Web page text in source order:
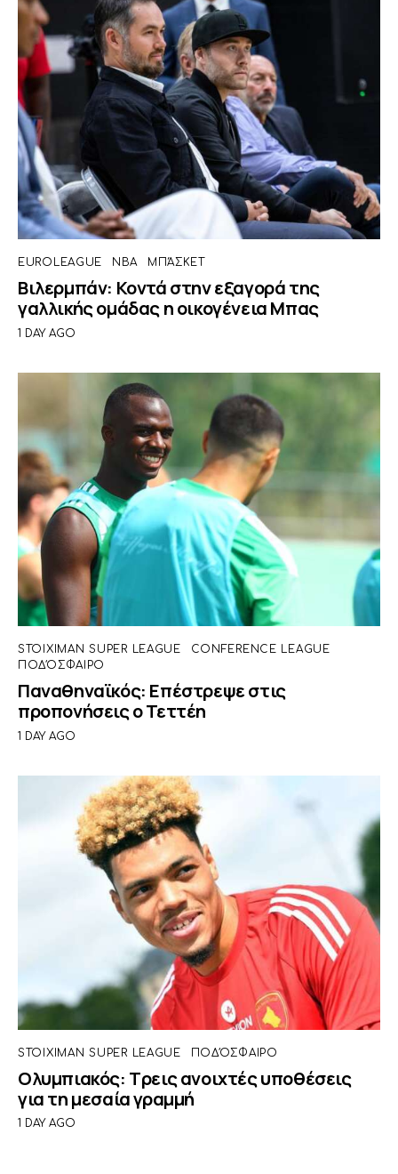
EUROLEAGUE NBA ΜΠΆΣΚΕΤ
Βιλερμπάν: Κοντά στην εξαγορά της
γαλλικής ομάδας η οικογένεια Μπας
1 DAY AGO
STOIXIMAN SUPER LEAGUE
CONFERENCE LEAGUE
ΠΟΔΌΣΦΑΙΡΟ
Παναθηναϊκός: Επέστρεψε στις
προπονήσεις ο Τεττέη
1 DAY AGO
STOIXIMAN SUPER LEAGUE ΠΟΔΌΣΦΑΙΡΟ
Ολυμπιακός: Τρεις ανοιχτές υποθέσεις
για τη μεσαία γραμμή
1 DAY AGO